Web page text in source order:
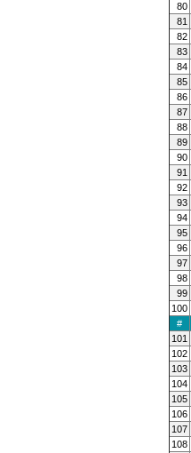
80
81
82
83
84
85
86
87
88
89
90
91
92
93
94
95
96
97
98
99
100
#
101
102
103
104
105
106
107
108